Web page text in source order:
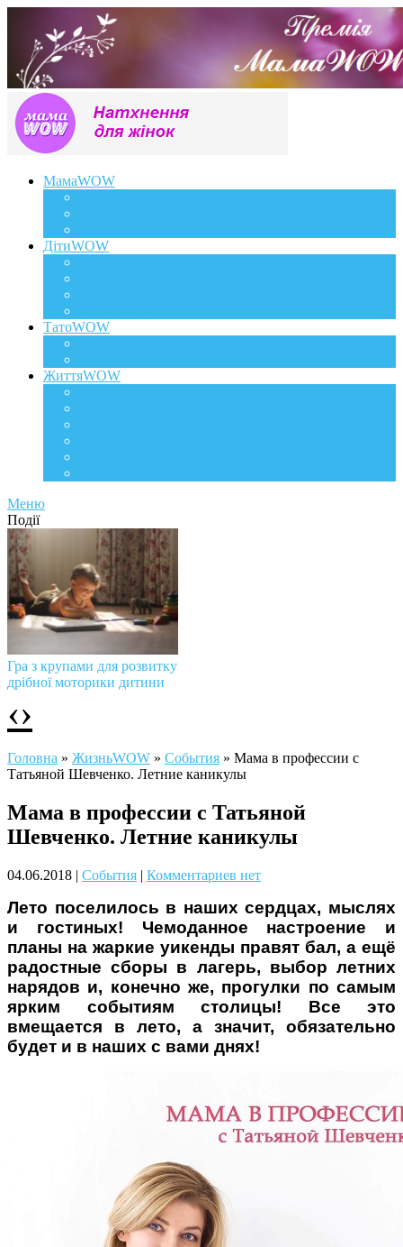
МамаWOW
ДітиWOW
ТатоWOW
ЖиттяWOW
Меню
Події
Гра з крупами для розвитку
дрібної моторики дитини
Чому дітям корисно читати
Материнське вигорання: як
собі допомогти
навчального року? Поради
‹›
Головна » ЖизньWOW » События » Мама в профессии с
Татьяной Шевченко. Летние каникулы
Мама в профессии с Татьяной
Шевченко. Летние каникулы
04.06.2018 | События | Комментариев нет
Лето поселилось в наших сердцах, мыслях
и гостиных! Чемоданное настроение и
планы на жаркие уикенды правят бал, а ещё
радостные сборы в лагерь, выбор летних
нарядов и, конечно же, прогулки по самым
ярким событиям столицы! Все это
вмещается в лето, а значит, обязательно
будет и в наших с вами днях!